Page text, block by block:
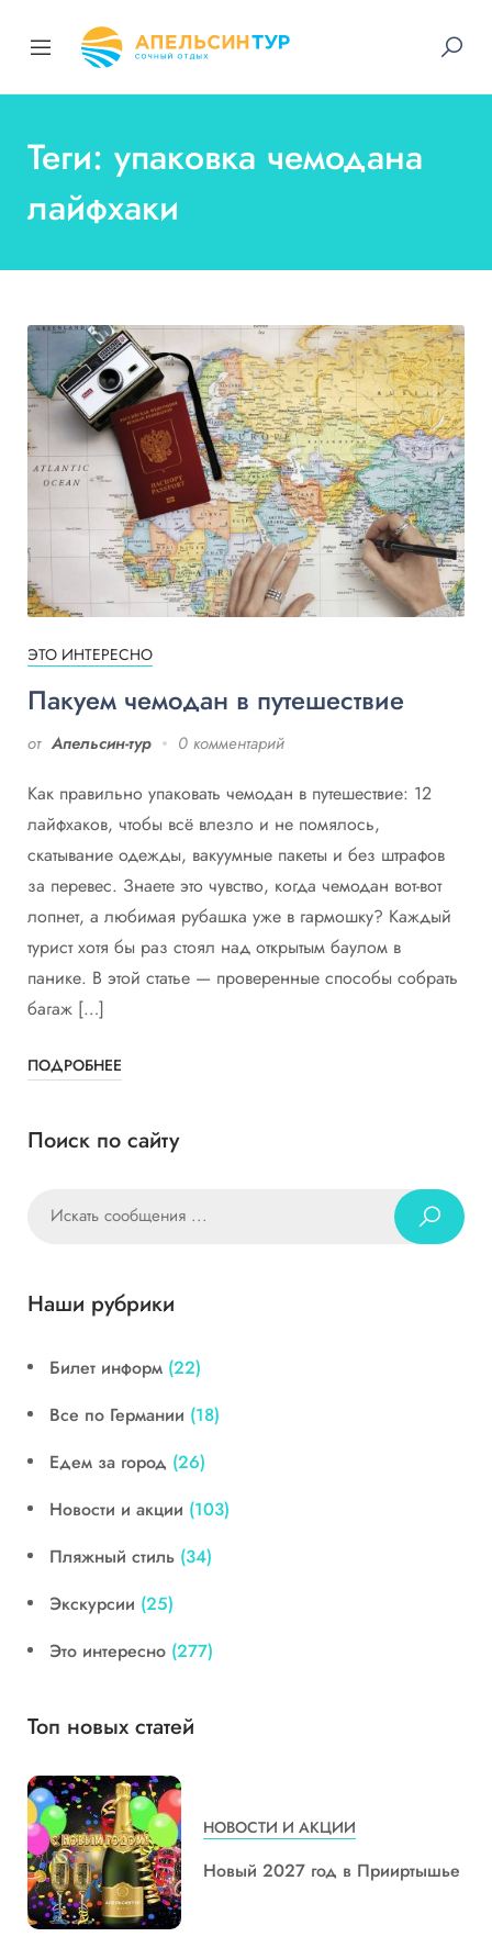
Теги: упаковка чемодана
лайфхаки
ЭТО ИНТЕРЕСНО
Пакуем чемодан в путешествие
от Апельсин-тур 0 комментарий
Как правильно упаковать чемодан в путешествие: 12
лайфхаков, чтобы всё влезло и не помялось,
скатывание одежды, вакуумные пакеты и без штрафов
за перевес. Знаете это чувство, когда чемодан вот-вот
лопнет, а любимая рубашка уже в гармошку? Каждый
турист хотя бы раз стоял над открытым баулом в
панике. В этой статье — проверенные способы собрать
багаж […]
ПОДРОБНЕЕ
Поиск по сайту
Наши рубрики
Билет информ (22)
Все по Германии (18)
Едем за город (26)
Новости и акции (103)
Пляжный стиль (34)
Экскурсии (25)
Это интересно (277)
Топ новых статей
НОВОСТИ И АКЦИИ
Новый 2027 год в Прииртышье